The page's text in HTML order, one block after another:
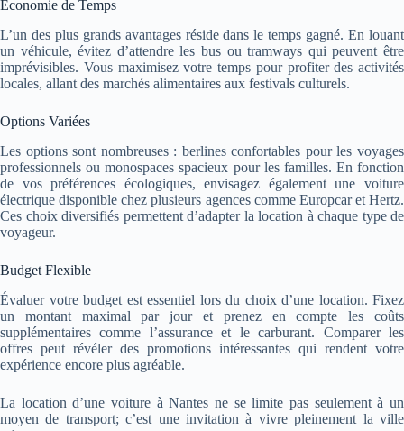
Économie de Temps
L’un des plus grands avantages réside dans le temps gagné. En louant
un véhicule, évitez d’attendre les bus ou tramways qui peuvent être
imprévisibles. Vous maximisez votre temps pour profiter des activités
locales, allant des marchés alimentaires aux festivals culturels.
Options Variées
Les options sont nombreuses : berlines confortables pour les voyages
professionnels ou monospaces spacieux pour les familles. En fonction
de vos préférences écologiques, envisagez également une voiture
électrique disponible chez plusieurs agences comme Europcar et Hertz.
Ces choix diversifiés permettent d’adapter la location à chaque type de
voyageur.
Budget Flexible
Évaluer votre budget est essentiel lors du choix d’une location. Fixez
un montant maximal par jour et prenez en compte les coûts
supplémentaires comme l’assurance et le carburant. Comparer les
offres peut révéler des promotions intéressantes qui rendent votre
expérience encore plus agréable.
La location d’une voiture à Nantes ne se limite pas seulement à un
moyen de transport; c’est une invitation à vivre pleinement la ville